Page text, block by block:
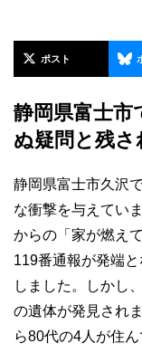
ポスト
静岡県富士市
ぬ疑問と残さ
静岡県富士市久沢
な衝撃を与えてい
からの「家が燃え
119番通報が発端
しました。しかし
の遺体が発見され
ら80代の4人が住